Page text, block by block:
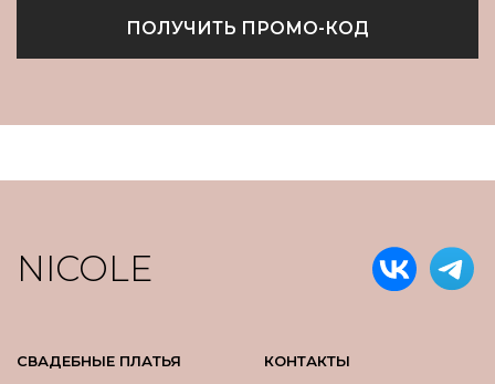
ПОЛУЧИТЬ ПРОМО-КОД
NICOLE
СВАДЕБНЫЕ ПЛАТЬЯ
КОНТАКТЫ